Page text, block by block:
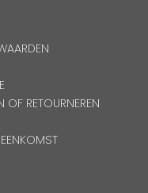
OF RETOURNEREN